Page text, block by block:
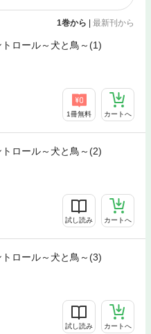
1巻から | 最新刊から
ロール～犬と鳥～(1)
1冊無料 カートへ
ロール～犬と鳥～(2)
試し読み カートへ
ロール～犬と鳥～(3)
試し読み カートへ